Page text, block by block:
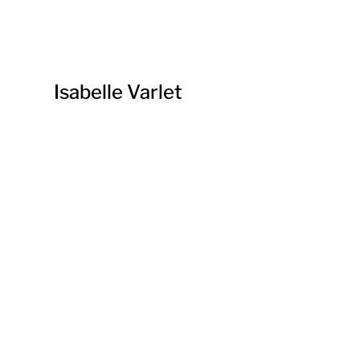
Isabelle Varlet